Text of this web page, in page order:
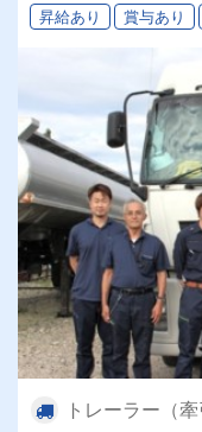
昇給あり 賞与あり
トレーラー（